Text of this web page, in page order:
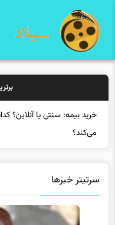
خرید بیمه: سنتی یا آنلاین؟
می‌کند؟
سرتیتر خبرها